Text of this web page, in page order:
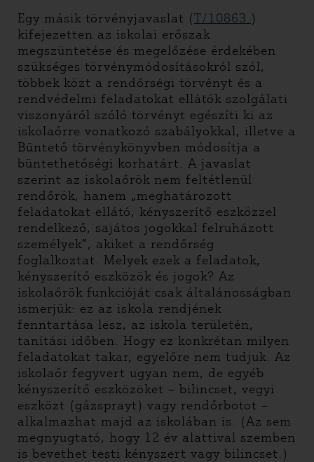
Egy másik törvényjavaslat (T/10863. )
kifejezetten az iskolai erőszak
megszüntetése és megelőzése érdekében
szükséges törvénymódosításokról szól,
többek közt a rendőrségi törvényt és a
rendvédelmi feladatokat ellátók szolgálati
viszonyáról szóló törvényt egészíti ki az
iskolaőrre vonatkozó szabályokkal, illetve a
Büntető törvénykönyvben módosítja a
büntethetőségi korhatárt. A javaslat
szerint az iskolaőrök nem feltétlenül
rendőrök, hanem „meghatározott
feladatokat ellátó, kényszerítő eszközzel
rendelkező, sajátos jogokkal felruházott
személyek”, akiket a rendőrség
foglalkoztat. Melyek ezek a feladatok,
kényszerítő eszközök és jogok? Az
iskolaőrök funkcióját csak általánosságban
ismerjük: ez az iskola rendjének
fenntartása lesz, az iskola területén,
tanítási időben. Hogy ez konkrétan milyen
feladatokat takar, egyelőre nem tudjuk. Az
iskolaőr fegyvert ugyan nem, de egyéb
kényszerítő eszközöket – bilincset, vegyi
eszközt (gázsprayt) vagy rendőrbotot –
alkalmazhat majd az iskolában is. (Az sem
megnyugtató, hogy 12 év alattival szemben
is bevethet testi kényszert vagy bilincset.)